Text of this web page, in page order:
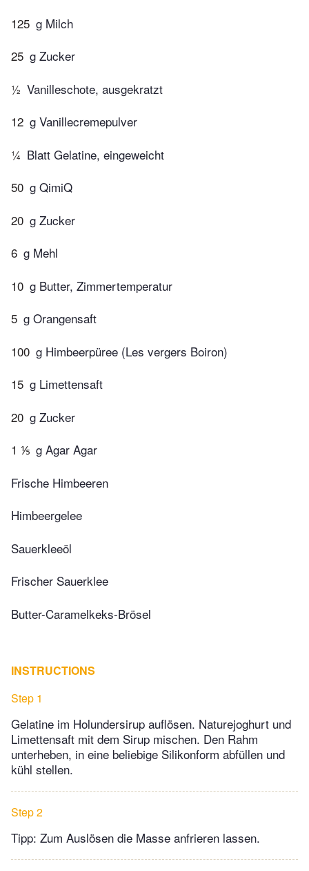
125 g Milch
25 g Zucker
½ Vanilleschote, ausgekratzt
12 g Vanillecremepulver
¼ Blatt Gelatine, eingeweicht
50 g QimiQ
20 g Zucker
6 g Mehl
10 g Butter, Zimmertemperatur
5 g Orangensaft
100 g Himbeerpüree (Les vergers Boiron)
15 g Limettensaft
20 g Zucker
1 ⅕ g Agar Agar
Frische Himbeeren
Himbeergelee
Sauerkleeöl
Frischer Sauerklee
Butter-Caramelkeks-Brösel
INSTRUCTIONS
Step 1
Gelatine im Holundersirup auflösen. Naturejoghurt und
Limettensaft mit dem Sirup mischen. Den Rahm
unterheben, in eine beliebige Silikonform abfüllen und
kühl stellen.
Step 2
Tipp: Zum Auslösen die Masse anfrieren lassen.